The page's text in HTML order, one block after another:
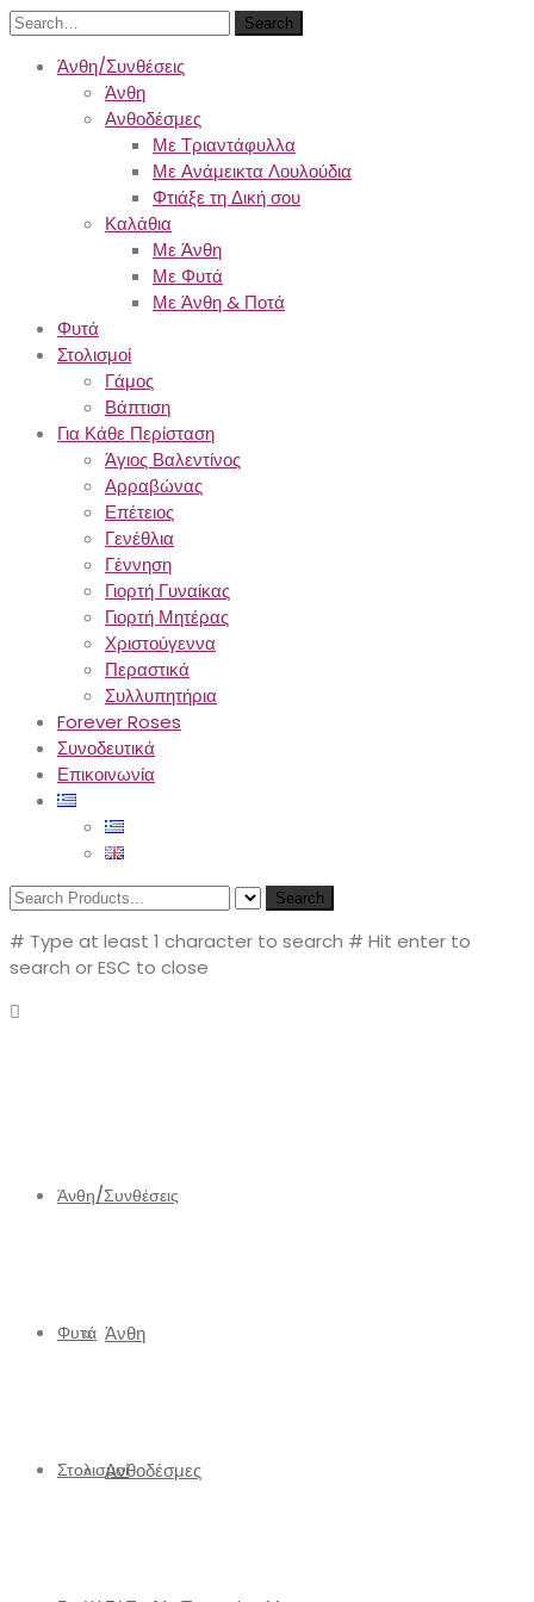
Search
Άνθη/Συνθέσεις
Άνθη
Ανθοδέσμες
Με Τριαντάφυλλα
Με Ανάμεικτα Λουλούδια
Φτιάξε τη Δική σου
Καλάθια
Με Άνθη
Με Φυτά
Με Άνθη & Ποτά
Φυτά
Στολισμοί
Γάμος
Βάπτιση
Για Κάθε Περίσταση
Άγιος Βαλεντίνος
Αρραβώνας
Επέτειος
Γενέθλια
Γέννηση
Γιορτή Γυναίκας
Γιορτή Μητέρας
Χριστούγεννα
Περαστικά
Συλλυπητήρια
Forever Roses
Συνοδευτικά
Επικοινωνία
Search
# Type at least 1 character to search # Hit enter to
search or ESC to close
Άνθη/Συνθέσεις
Άνθη
Ανθοδέσμες
Φυτά
Στολισμοί